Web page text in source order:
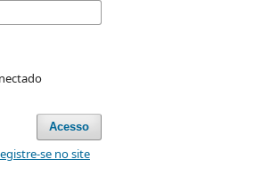
Acesso
se no site